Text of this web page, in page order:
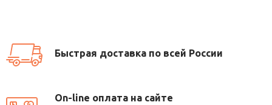
Быстрая доставка по всей России
On-line оплата на сайте